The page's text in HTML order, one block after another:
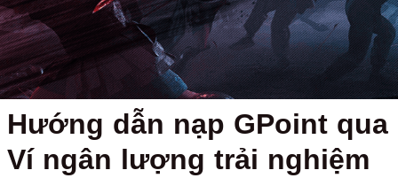
Hướng dẫn nạp GPoint qua
Ví ngân lượng trải nghiệm